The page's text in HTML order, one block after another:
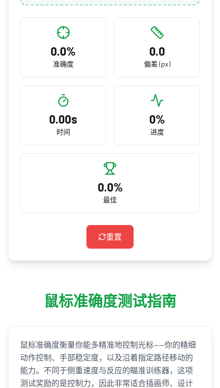
0.0%
准确度
0.0
偏差 (px)
0.00s
时间
0%
进度
0.0%
最佳
重置
鼠标准确度测试指南
鼠标准确度衡量你能多精准地控制光标——你的精细
动作控制、手部稳定度，以及沿着指定路径移动的
能力。不同于侧重速度与反应的瞄准训练器，这项
测试奖励的是控制力，因此非常适合插画师、设计